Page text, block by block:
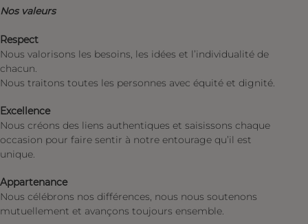
Nos valeurs
Respect
Nous valorisons les besoins, les idées et l’individualité de
chacun.
Nous traitons toutes les personnes avec équité et dignité.
Excellence
Nous créons des liens authentiques et saisissons chaque
occasion pour faire sentir à notre entourage qu’il est
unique.
Appartenance
Nous célébrons nos différences, nous nous soutenons
mutuellement et avançons toujours ensemble.